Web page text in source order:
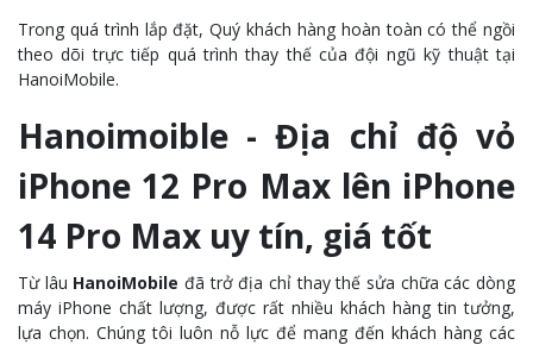
Trong quá trình lắp đặt, Quý khách hàng hoàn toàn có thể ngồi
theo dõi trực tiếp quá trình thay thế của đội ngũ kỹ thuật tại
HanoiMobile.
Hanoimoible - Địa chỉ độ vỏ
iPhone 12 Pro Max lên iPhone
14 Pro Max uy tín, giá tốt
Từ lâu HanoiMobile đã trở địa chỉ thay thế sửa chữa các dòng
máy iPhone chất lượng, được rất nhiều khách hàng tin tưởng,
lựa chọn. Chúng tôi luôn nỗ lực để mang đến khách hàng các